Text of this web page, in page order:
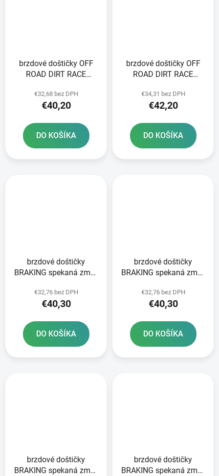
brzdové doštičky OFF
ROAD DIRT RACE
ks v balení
€32,68 bez DPH
€40,20
DO KOŠÍKA
brzdové doštičky OFF
ROAD DIRT RACE
ks v balení
€34,31 bez DPH
€42,20
DO KOŠÍKA
brzdové doštičky
BRAKING spekaná zmes
€32,76 bez DPH
€40,30
DO KOŠÍKA
brzdové doštičky
BRAKING spekaná zmes
€32,76 bez DPH
€40,30
DO KOŠÍKA
brzdové doštičky
BRAKING spekaná zmes
brzdové doštičky
BRAKING spekaná zmes